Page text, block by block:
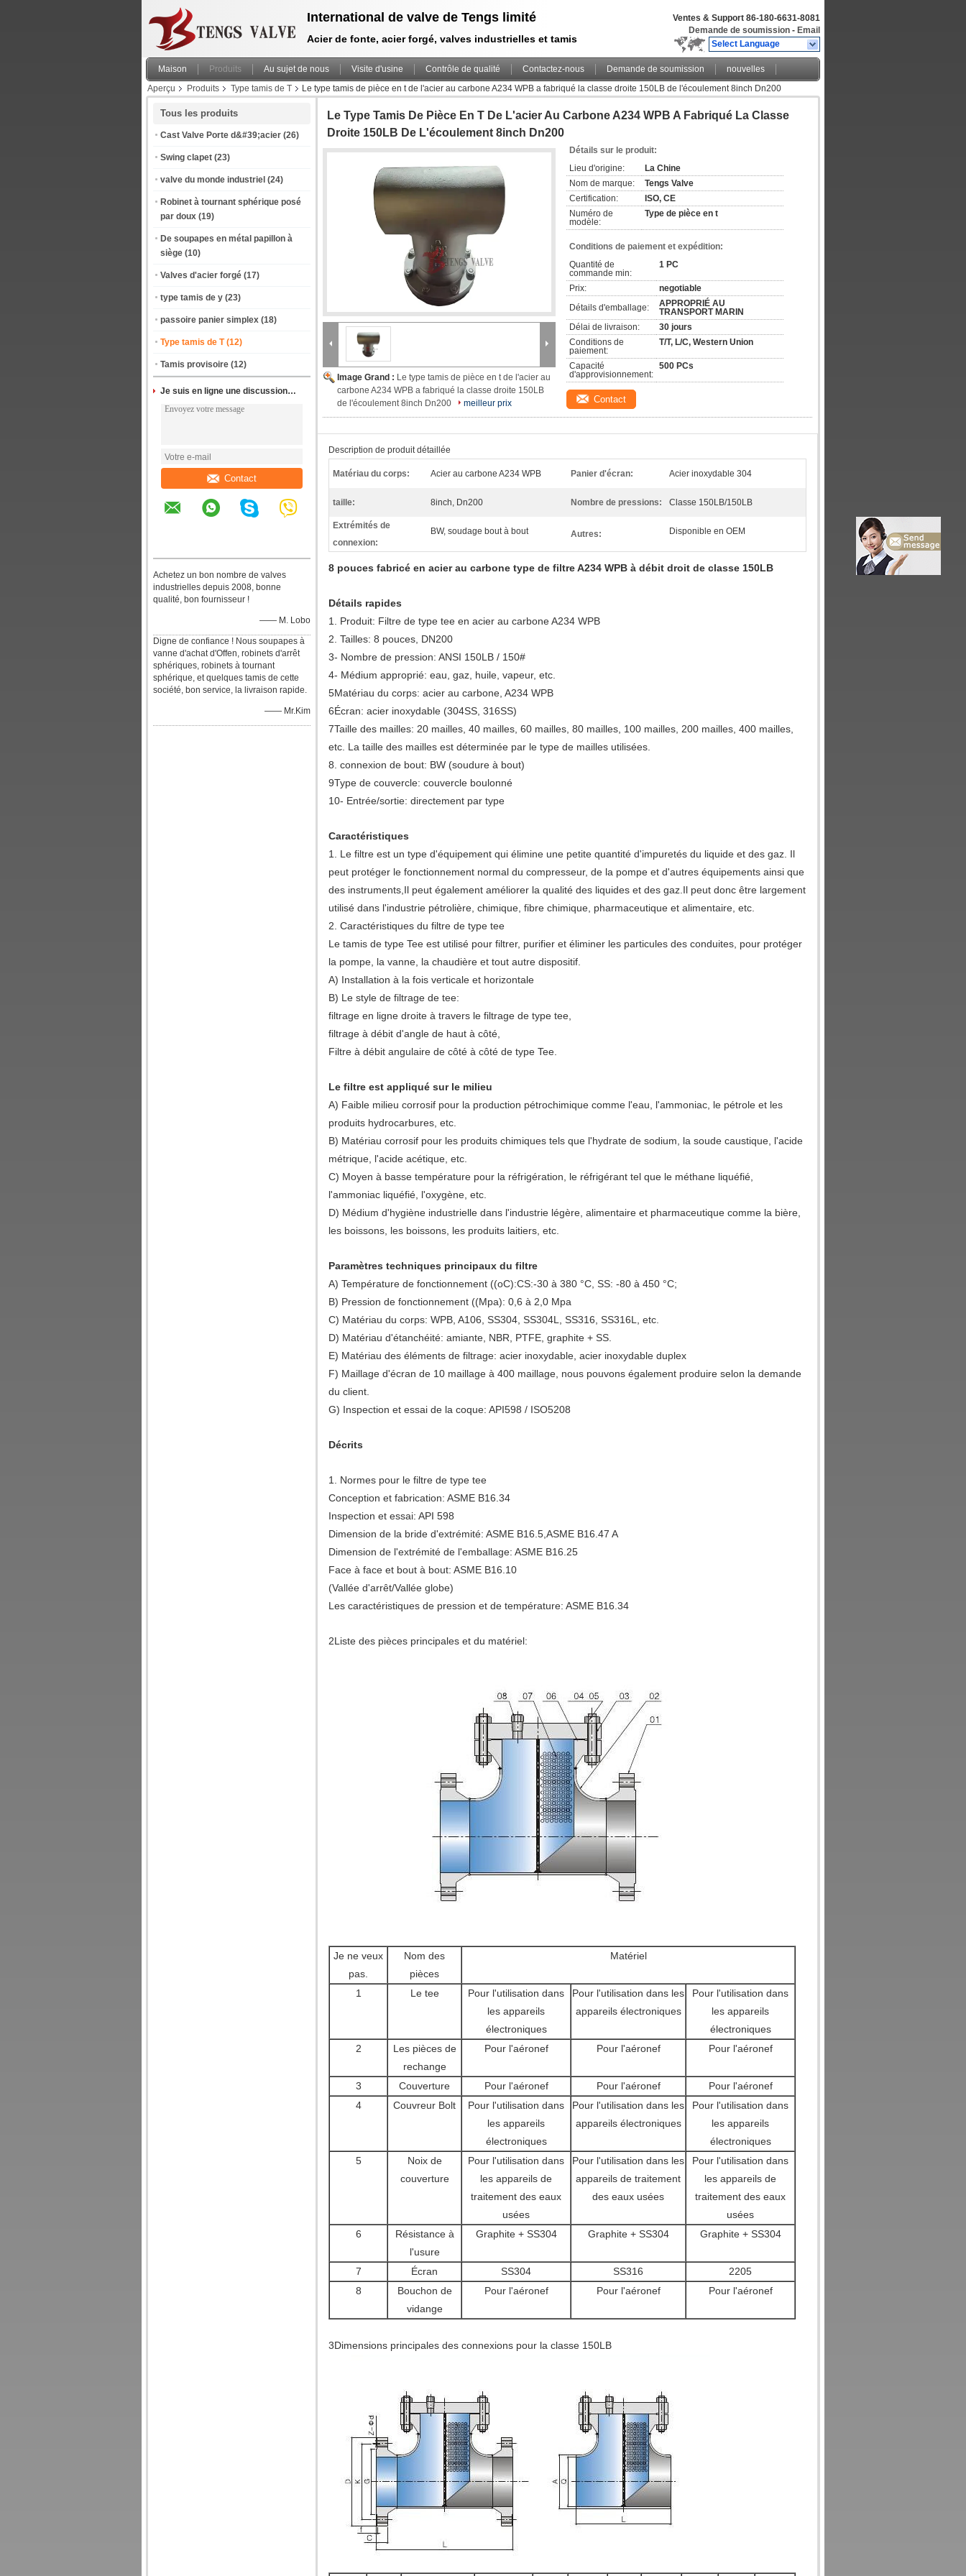
International de valve de Tengs limité
Acier de fonte, acier forgé, valves industrielles et tamis
Ventes & Support 86-180-6631-8081
Demande de soumission - Email
Select Language
Maison Produits Au sujet de nous Visite d'usine Contrôle de qualité Contactez-nous Demande de soumission
nouvelles
Aperçu
Produits Type tamis de T Le type tamis de pièce en t de l'acier au carbone A234 WPB a fabriqué la classe droite 150LB de l'écoulement 8inch Dn200
Tous les produits
Cast Valve Porte d&#39;acier (26)
Swing clapet (23)
valve du monde industriel (24)
Robinet à tournant sphérique posé
par doux (19)
De soupapes en métal papillon à
siège (10)
Valves d'acier forgé (17)
type tamis de y (23)
passoire panier simplex (18)
Type tamis de T (12)
Tamis provisoire (12)
Je suis en ligne une discussion en ligne
Contact
Achetez un bon nombre de valves
industrielles depuis 2008, bonne
qualité, bon fournisseur !
—— M. Lobo
Digne de confiance ! Nous soupapes à
vanne d'achat d'Offen, robinets d'arrêt
sphériques, robinets à tournant
sphérique, et quelques tamis de cette
société, bon service, la livraison rapide.
—— Mr.Kim
Le Type Tamis De Pièce En T De L'acier Au Carbone A234 WPB A Fabriqué La Classe
Droite 150LB De L'écoulement 8inch Dn200
Image Grand : Le type tamis de pièce en t de l'acier au
carbone A234 WPB a fabriqué la classe droite 150LB
de l'écoulement 8inch Dn200
meilleur prix
Détails sur le produit:
Lieu d'origine:
La Chine
Nom de marque:
Tengs Valve
Certification:
ISO, CE
Numéro de
modèle:
Type de pièce en t
Conditions de paiement et expédition:
Quantité de
commande min:
1 PC
Prix:
negotiable
Détails d'emballage:
APPROPRIÉ AU
TRANSPORT MARIN
Délai de livraison:
30 jours
Conditions de
paiement:
T/T, L/C, Western Union
Capacité
d'approvisionnement:
500 PCs
Contact
Description de produit détaillée
Matériau du corps: Acier au carbone A234 WPB Panier d'écran: Acier inoxydable 304
taille: 8inch, Dn200 Nombre de pressions: Classe 150LB/150LB
Extrémités de
connexion:
BW, soudage bout à bout Autres: Disponible en OEM
8 pouces fabricé en acier au carbone type de filtre A234 WPB à débit droit de classe 150LB
Détails rapides
1. Produit: Filtre de type tee en acier au carbone A234 WPB
2. Tailles: 8 pouces, DN200
3- Nombre de pression: ANSI 150LB / 150#
4- Médium approprié: eau, gaz, huile, vapeur, etc.
5Matériau du corps: acier au carbone, A234 WPB
6Écran: acier inoxydable (304SS, 316SS)
7Taille des mailles: 20 mailles, 40 mailles, 60 mailles, 80 mailles, 100 mailles, 200 mailles, 400 mailles,
etc. La taille des mailles est déterminée par le type de mailles utilisées.
8. connexion de bout: BW (soudure à bout)
9Type de couvercle: couvercle boulonné
10- Entrée/sortie: directement par type
Caractéristiques
1. Le filtre est un type d'équipement qui élimine une petite quantité d'impuretés du liquide et des gaz. Il
peut protéger le fonctionnement normal du compresseur, de la pompe et d'autres équipements ainsi que
des instruments,Il peut également améliorer la qualité des liquides et des gaz.Il peut donc être largement
utilisé dans l'industrie pétrolière, chimique, fibre chimique, pharmaceutique et alimentaire, etc.
2. Caractéristiques du filtre de type tee
Le tamis de type Tee est utilisé pour filtrer, purifier et éliminer les particules des conduites, pour protéger
la pompe, la vanne, la chaudière et tout autre dispositif.
A) Installation à la fois verticale et horizontale
B) Le style de filtrage de tee:
filtrage en ligne droite à travers le filtrage de type tee,
filtrage à débit d'angle de haut à côté,
Filtre à débit angulaire de côté à côté de type Tee.
Le filtre est appliqué sur le milieu
A) Faible milieu corrosif pour la production pétrochimique comme l'eau, l'ammoniac, le pétrole et les
produits hydrocarbures, etc.
B) Matériau corrosif pour les produits chimiques tels que l'hydrate de sodium, la soude caustique, l'acide
métrique, l'acide acétique, etc.
C) Moyen à basse température pour la réfrigération, le réfrigérant tel que le méthane liquéfié,
l'ammoniac liquéfié, l'oxygène, etc.
D) Médium d'hygiène industrielle dans l'industrie légère, alimentaire et pharmaceutique comme la bière,
les boissons, les boissons, les produits laitiers, etc.
Paramètres techniques principaux du filtre
A) Température de fonctionnement ((oC):CS:-30 à 380 °C, SS: -80 à 450 °C;
B) Pression de fonctionnement ((Mpa): 0,6 à 2,0 Mpa
C) Matériau du corps: WPB, A106, SS304, SS304L, SS316, SS316L, etc.
D) Matériau d'étanchéité: amiante, NBR, PTFE, graphite + SS.
E) Matériau des éléments de filtrage: acier inoxydable, acier inoxydable duplex
F) Maillage d'écran de 10 maillage à 400 maillage, nous pouvons également produire selon la demande
du client.
G) Inspection et essai de la coque: API598 / ISO5208
Décrits
1. Normes pour le filtre de type tee
Conception et fabrication: ASME B16.34
Inspection et essai: API 598
Dimension de la bride d'extrémité: ASME B16.5,ASME B16.47 A
Dimension de l'extrémité de l'emballage: ASME B16.25
Face à face et bout à bout: ASME B16.10
(Vallée d'arrêt/Vallée globe)
Les caractéristiques de pression et de température: ASME B16.34
2Liste des pièces principales et du matériel:
Je ne veux
pas.
Nom des
pièces
Matériel
1 Le tee
Pour l'utilisation dans
les appareils
électroniques
Pour l'utilisation dans les
appareils électroniques
Pour l'utilisation dans
les appareils
électroniques
2
Les pièces de
rechange
Pour l'aéronef Pour l'aéronef Pour l'aéronef
3 Couverture Pour l'aéronef Pour l'aéronef
Pour l'aéronef
4
Couvreur Bolt
Pour l'utilisation dans
les appareils
électroniques
Pour l'utilisation dans les
appareils électroniques
Pour l'utilisation dans
les appareils
électroniques
5
Noix de
couverture
Pour l'utilisation dans
les appareils de
traitement des eaux
usées
Pour l'utilisation dans les
appareils de traitement
des eaux usées
Pour l'utilisation dans
les appareils de
traitement des eaux
usées
6
Résistance à
l'usure
Graphite + SS304 Graphite + SS304 Graphite + SS304
7 Écran SS304 SS316
2205
8
Bouchon de
vidange
Pour l'aéronef Pour l'aéronef Pour l'aéronef
3Dimensions principales des connexions pour la classe 150LB